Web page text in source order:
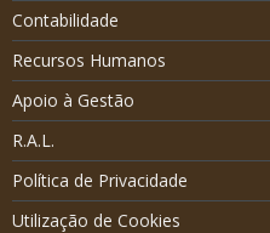
Contabilidade
Recursos Humanos
Apoio à Gestão
R.A.L.
Política de Privacidade
Utilização de Cookies